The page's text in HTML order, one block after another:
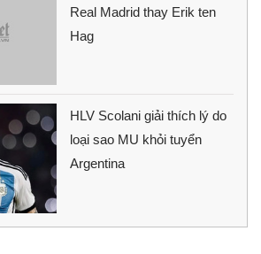
Real Madrid thay Erik ten
Hag
HLV Scolani giải thích lý do
loại sao MU khỏi tuyển
Argentina